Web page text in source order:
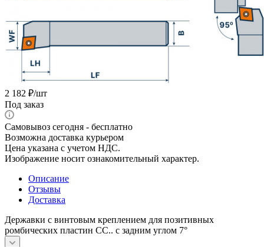
2 182 ₽/шт
Под заказ
Самовывоз сегодня - бесплатно
Возможна доставка курьером
Цена указана с учетом НДС.
Изображение носит ознакомительный характер.
Описание
Отзывы
Доставка
Державки с винтовым креплением для позитивных
ромбических пластин СС.. с задним углом 7°